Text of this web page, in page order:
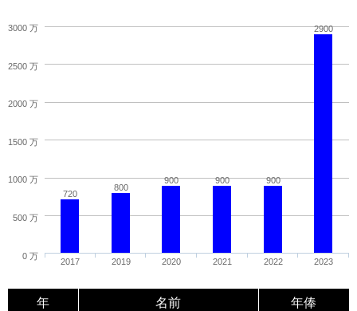
720
800
900 900 900
2900
2017 2019 2020 2021 2022 2023
0 万
500 万
1000 万
1500 万
2000 万
2500 万
3000 万
年 名前 年俸